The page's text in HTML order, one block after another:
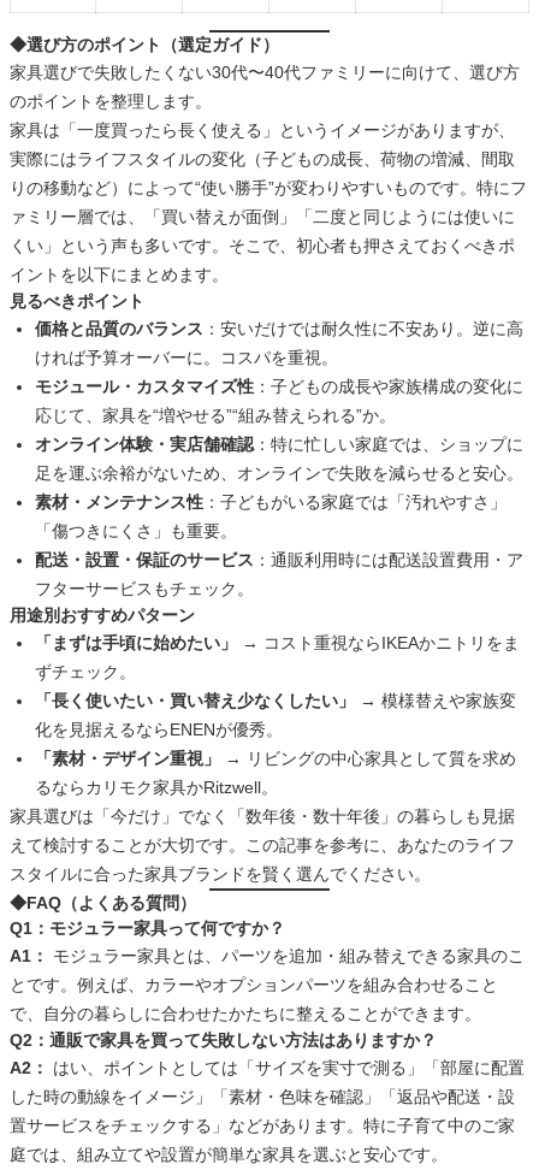
◆選び方のポイント（選定ガイド）
家具選びで失敗したくない30代〜40代ファミリーに向けて、選び方
のポイントを整理します。
家具は「一度買ったら長く使える」というイメージがありますが、
実際にはライフスタイルの変化（子どもの成長、荷物の増減、間取
りの移動など）によって“使い勝手”が変わりやすいものです。特にフ
ァミリー層では、「買い替えが面倒」「二度と同じようには使いに
くい」という声も多いです。そこで、初心者も押さえておくべきポ
イントを以下にまとめます。
見るべきポイント
価格と品質のバランス ：安いだけでは耐久性に不安あり。逆に高
ければ予算オーバーに。コスパを重視。
モジュール・カスタマイズ性 ：子どもの成長や家族構成の変化に
応じて、家具を“増やせる”“組み替えられる”か。
オンライン体験・実店舗確認 ：特に忙しい家庭では、ショップに
足を運ぶ余裕がないため、オンラインで失敗を減らせると安心。
素材・メンテナンス性 ：子どもがいる家庭では「汚れやすさ」
「傷つきにくさ」も重要。
配送・設置・保証のサービス ：通販利用時には配送設置費用・ア
フターサービスもチェック。
用途別おすすめパターン
「まずは手頃に始めたい」
→ コスト重視ならIKEAかニトリをま
ずチェック。
「長く使いたい・買い替え少なくしたい」
→ 模様替えや家族変
化を見据えるならENENが優秀。
「素材・デザイン重視」
→ リビングの中心家具として質を求め
るならカリモク家具かRitzwell。
家具選びは「今だけ」でなく「数年後・数十年後」の暮らしも見据
えて検討することが大切です。この記事を参考に、あなたのライフ
スタイルに合った家具ブランドを賢く選んでください。
◆FAQ（よくある質問）
Q1：モジュラー家具って何ですか？
A1：
モジュラー家具とは、パーツを追加・組み替えできる家具のこ
とです。例えば、カラーやオプションパーツを組み合わせること
で、自分の暮らしに合わせたかたちに整えることができます。
Q2：通販で家具を買って失敗しない方法はありますか？
A2：
はい、ポイントとしては「サイズを実寸で測る」「部屋に配置
した時の動線をイメージ」「素材・色味を確認」「返品や配送・設
置サービスをチェックする」などがあります。特に子育て中のご家
庭では、組み立てや設置が簡単な家具を選ぶと安心です。